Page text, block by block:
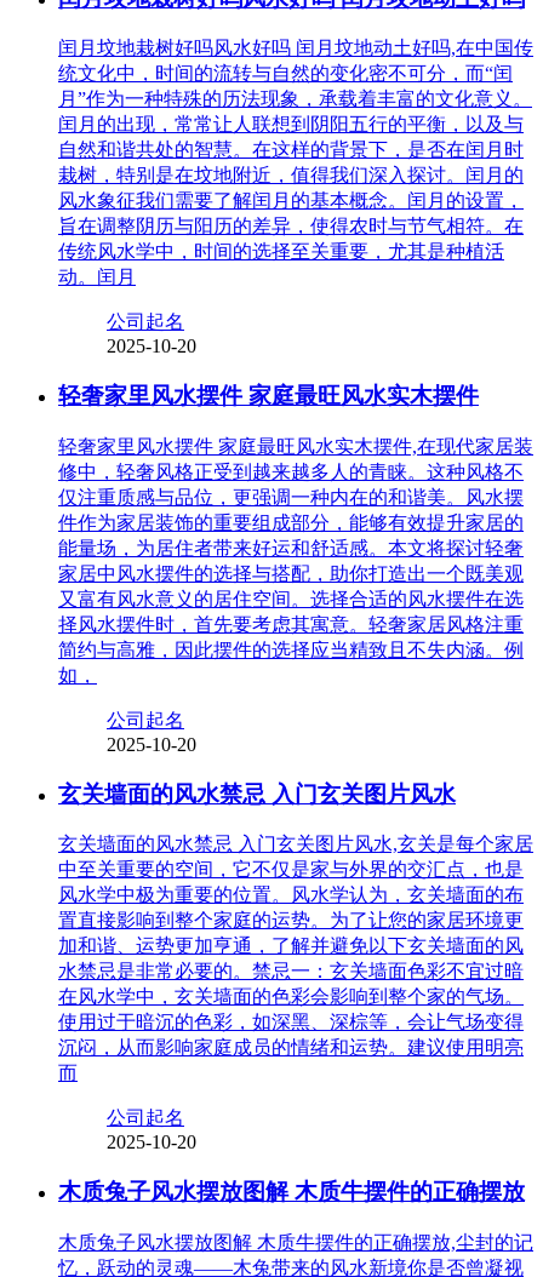
闰月坟地栽树好吗风水好吗 闰月坟地动土好吗,在中国传
统文化中，时间的流转与自然的变化密不可分，而“闰
月”作为一种特殊的历法现象，承载着丰富的文化意义。
闰月的出现，常常让人联想到阴阳五行的平衡，以及与
自然和谐共处的智慧。在这样的背景下，是否在闰月时
栽树，特别是在坟地附近，值得我们深入探讨。闰月的
风水象征我们需要了解闰月的基本概念。闰月的设置，
旨在调整阴历与阳历的差异，使得农时与节气相符。在
传统风水学中，时间的选择至关重要，尤其是种植活
动。闰月
公司起名
2025-10-20
轻奢家里风水摆件 家庭最旺风水实木摆件
轻奢家里风水摆件 家庭最旺风水实木摆件,在现代家居装
修中，轻奢风格正受到越来越多人的青睐。这种风格不
仅注重质感与品位，更强调一种内在的和谐美。风水摆
件作为家居装饰的重要组成部分，能够有效提升家居的
能量场，为居住者带来好运和舒适感。本文将探讨轻奢
家居中风水摆件的选择与搭配，助你打造出一个既美观
又富有风水意义的居住空间。选择合适的风水摆件在选
择风水摆件时，首先要考虑其寓意。轻奢家居风格注重
简约与高雅，因此摆件的选择应当精致且不失内涵。例
如，
公司起名
2025-10-20
玄关墙面的风水禁忌 入门玄关图片风水
玄关墙面的风水禁忌 入门玄关图片风水,玄关是每个家居
中至关重要的空间，它不仅是家与外界的交汇点，也是
风水学中极为重要的位置。风水学认为，玄关墙面的布
置直接影响到整个家庭的运势。为了让您的家居环境更
加和谐、运势更加亨通，了解并避免以下玄关墙面的风
水禁忌是非常必要的。禁忌一：玄关墙面色彩不宜过暗
在风水学中，玄关墙面的色彩会影响到整个家的气场。
使用过于暗沉的色彩，如深黑、深棕等，会让气场变得
沉闷，从而影响家庭成员的情绪和运势。建议使用明亮
而
公司起名
2025-10-20
木质兔子风水摆放图解 木质牛摆件的正确摆放
木质兔子风水摆放图解 木质牛摆件的正确摆放,尘封的记
忆，跃动的灵魂——木兔带来的风水新境你是否曾凝视